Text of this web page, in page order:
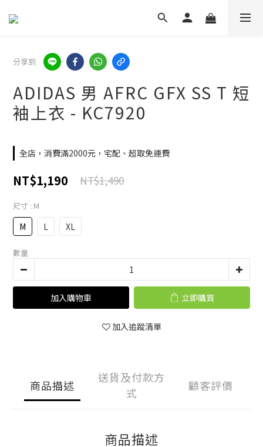
分享到
ADIDAS 男 AFRC GFX SS T 短
袖上衣 - KC7920
全店，消費滿2000元，宅配、超取免運費
NT$1,190 NT$1,490
尺寸 : M
M L XL
數量
加入購物車 立即購買
加入追蹤清單
商品描述
送貨及付款方
式
顧客評價
商品描述